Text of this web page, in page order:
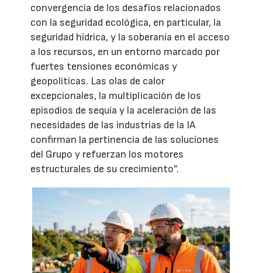
convergencia de los desafíos relacionados
con la seguridad ecológica, en particular, la
seguridad hídrica, y la soberanía en el acceso
a los recursos, en un entorno marcado por
fuertes tensiones económicas y
geopolíticas. Las olas de calor
excepcionales, la multiplicación de los
episodios de sequía y la aceleración de las
necesidades de las industrias de la IA
confirman la pertinencia de las soluciones
del Grupo y refuerzan los motores
estructurales de su crecimiento”.